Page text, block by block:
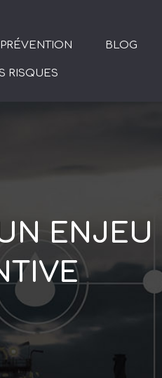
RISQUES
BLOG
ENJEU